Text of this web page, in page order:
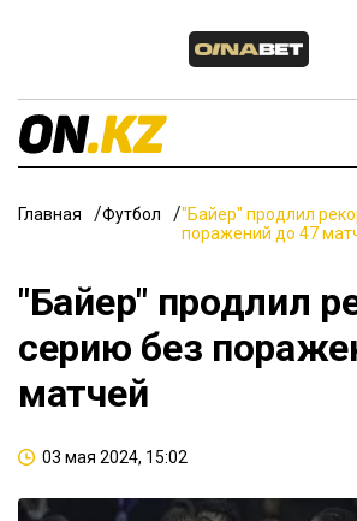
Главная Футбол
"Байер" продлил
поражений до 47
"Байер" продлил
серию без
матчей
03 мая 2024, 15:02